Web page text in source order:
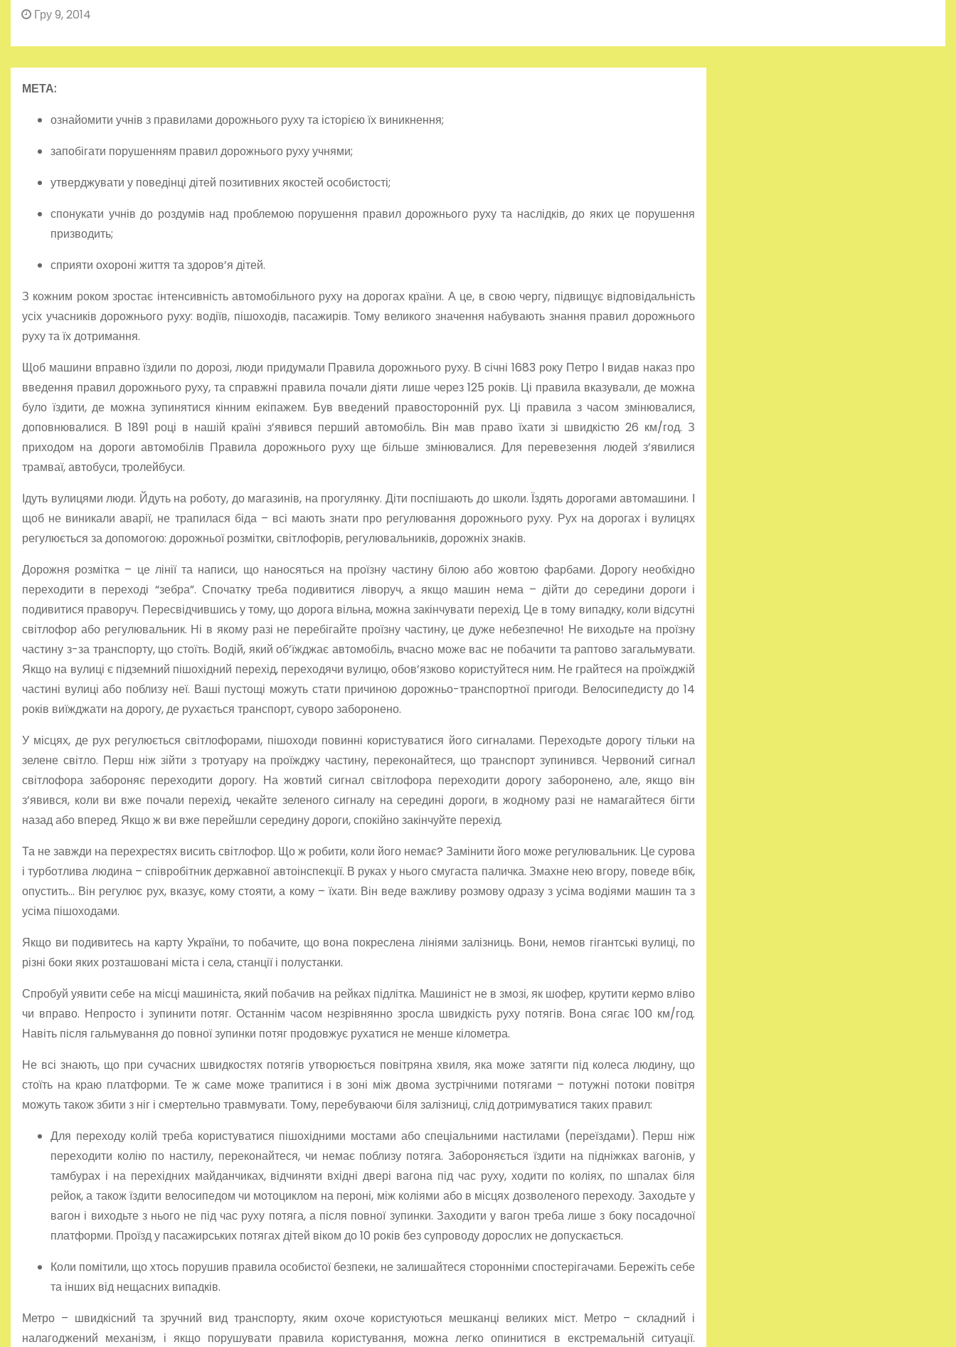
Гру 9, 2014
МЕТА:
ознайомити учнів з правилами дорожнього руху та історією їх виникнення;
запобігати порушенням правил дорожнього руху учнями;
утверджувати у поведінці дітей позитивних якостей особистості;
спонукати учнів до роздумів над проблемою порушення правил дорожнього руху та наслідків, до яких це порушення
призводить;
сприяти охороні життя та здоров’я дітей.
З кожним роком зростає інтенсивність автомобільного руху на дорогах країни. А це, в свою чергу, підвищує відповідальність
усіх учасників дорожнього руху: водіїв, пішоходів, пасажирів. Тому великого значення набувають знання правил дорожнього
руху та їх дотримання.
Щоб машини вправно їздили по дорозі, люди придумали Правила дорожнього руху. В січні 1683 року Петро І видав наказ про
введення правил дорожнього руху, та справжні правила почали діяти лише через 125 років. Ці правила вказували, де можна
було їздити, де можна зупинятися кінним екіпажем. Був введений правосторонній рух. Ці правила з часом змінювалися,
доповнювалися. В 1891 році в нашій країні з’явився перший автомобіль. Він мав право їхати зі швидкістю 26 км/год. З
приходом на дороги автомобілів Правила дорожнього руху ще більше змінювалися. Для перевезення людей з’явилися
трамваї, автобуси, тролейбуси.
Ідуть вулицями люди. Йдуть на роботу, до магазинів, на прогулянку. Діти поспішають до школи. Їздять дорогами автомашини. І
щоб не виникали аварії, не трапилася біда – всі мають знати про регулювання дорожнього руху. Рух на дорогах і вулицях
регулюється за допомогою: дорожньої розмітки, світлофорів, регулювальників, дорожніх знаків.
Дорожня розмітка – це лінії та написи, що наносяться на проїзну частину білою або жовтою фарбами. Дорогу необхідно
переходити в переході “зебра”. Спочатку треба подивитися ліворуч, а якщо машин нема – дійти до середини дороги і
подивитися праворуч. Пересвідчившись у тому, що дорога вільна, можна закінчувати перехід. Це в тому випадку, коли відсутні
світлофор або регулювальник. Ні в якому разі не перебігайте проїзну частину, це дуже небезпечно! Не виходьте на проїзну
частину з-за транспорту, що стоїть. Водій, який об’їжджає автомобіль, вчасно може вас не побачити та раптово загальмувати.
Якщо на вулиці є підземний пішохідний перехід, переходячи вулицю, обов’язково користуйтеся ним. Не грайтеся на проїжджій
частині вулиці або поблизу неї. Ваші пустощі можуть стати причиною дорожньо-транспортної пригоди. Велосипедисту до 14
років виїжджати на дорогу, де рухається транспорт, суворо заборонено.
У місцях, де рух регулюється світлофорами, пішоходи повинні користуватися його сигналами. Переходьте дорогу тільки на
зелене світло. Перш ніж зійти з тротуару на проїжджу частину, переконайтеся, що транспорт зупинився. Червоний сигнал
світлофора забороняє переходити дорогу. На жовтий сигнал світлофора переходити дорогу заборонено, але, якщо він
з’явився, коли ви вже почали перехід, чекайте зеленого сигналу на середині дороги, в жодному разі не намагайтеся бігти
назад або вперед. Якщо ж ви вже перейшли середину дороги, спокійно закінчуйте перехід.
Та не завжди на перехрестях висить світлофор. Що ж робити, коли його немає? Замінити його може регулювальник. Це сурова
і турботлива людина – співробітник державної автоінспекції. В руках у нього смугаста паличка. Змахне нею вгору, поведе вбік,
опустить… Він регулює рух, вказує, кому стояти, а кому – їхати. Він веде важливу розмову одразу з усіма водіями машин та з
усіма пішоходами.
Якщо ви подивитесь на карту України, то побачите, що вона покреслена лініями залізниць. Вони, немов гігантські вулиці, по
різні боки яких розташовані міста і села, станції і полустанки.
Спробуй уявити себе на місці машиніста, який побачив на рейках підлітка. Машиніст не в змозі, як шофер, крутити кермо вліво
чи вправо. Непросто і зупинити потяг. Останнім часом незрівнянно зросла швидкість руху потягів. Вона сягає 100 км/год.
Навіть після гальмування до повної зупинки потяг продовжує рухатися не менше кілометра.
Не всі знають, що при сучасних швидкостях потягів утворюється повітряна хвиля, яка може затягти під колеса людину, що
стоїть на краю платформи. Те ж саме може трапитися і в зоні між двома зустрічними потягами – потужні потоки повітря
можуть також збити з ніг і смертельно травмувати. Тому, перебуваючи біля залізниці, слід дотримуватися таких правил:
Для переходу колій треба користуватися пішохідними мостами або спеціальними настилами (переїздами). Перш ніж
переходити колію по настилу, переконайтеся, чи немає поблизу потяга. Забороняється їздити на підніжках вагонів, у
тамбурах і на перехідних майданчиках, відчиняти вхідні двері вагона під час руху, ходити по коліях, по шпалах біля
рейок, а також їздити велосипедом чи мотоциклом на пероні, між коліями або в місцях дозволеного переходу. Заходьте у
вагон і виходьте з нього не під час руху потяга, а після повної зупинки. Заходити у вагон треба лише з боку посадочної
платформи. Проїзд у пасажирських потягах дітей віком до 10 років без супроводу дорослих не допускається.
Коли помітили, що хтось порушив правила особистої безпеки, не залишайтеся сторонніми спостерігачами. Бережіть себе
та інших від нещасних випадків.
Метро – швидкісний та зручний вид транспорту, яким охоче користуються мешканці великих міст. Метро – складний і
налагоджений механізм, і якщо порушувати правила користування, можна легко опинитися в екстремальній ситуації.